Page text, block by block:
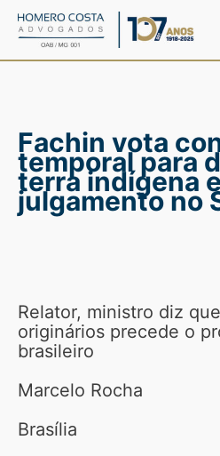
para
Fachin vota
temporal para
terra indígena
julgamento no
Relator, ministro diz
originários precede o
brasileiro
Marcelo Rocha
Brasília